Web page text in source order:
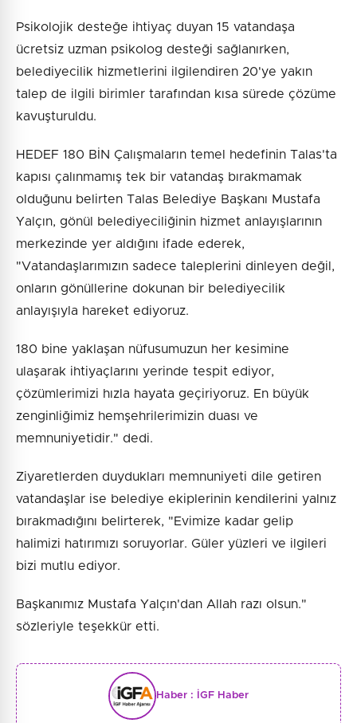
Psikolojik desteğe ihtiyaç duyan 15 vatandaşa
ücretsiz uzman psikolog desteği sağlanırken,
belediyecilik hizmetlerini ilgilendiren 20'ye yakın
talep de ilgili birimler tarafından kısa sürede çözüme
kavuşturuldu.
HEDEF 180 BİN Çalışmaların temel hedefinin Talas'ta
kapısı çalınmamış tek bir vatandaş bırakmamak
olduğunu belirten Talas Belediye Başkanı Mustafa
Yalçın, gönül belediyeciliğinin hizmet anlayışlarının
merkezinde yer aldığını ifade ederek,
"Vatandaşlarımızın sadece taleplerini dinleyen değil,
onların gönüllerine dokunan bir belediyecilik
anlayışıyla hareket ediyoruz.
180 bine yaklaşan nüfusumuzun her kesimine
ulaşarak ihtiyaçlarını yerinde tespit ediyor,
çözümlerimizi hızla hayata geçiriyoruz. En büyük
zenginliğimiz hemşehrilerimizin duası ve
memnuniyetidir." dedi.
Ziyaretlerden duydukları memnuniyeti dile getiren
vatandaşlar ise belediye ekiplerinin kendilerini yalnız
bırakmadığını belirterek, "Evimize kadar gelip
halimizi hatırımızı soruyorlar. Güler yüzleri ve ilgileri
bizi mutlu ediyor.
Başkanımız Mustafa Yalçın'dan Allah razı olsun."
sözleriyle teşekkür etti.
Haber : İGF Haber